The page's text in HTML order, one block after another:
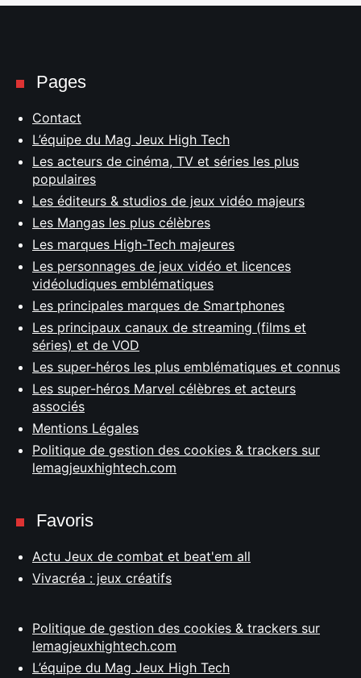
Pages
Contact
L’équipe du Mag Jeux High Tech
Les acteurs de cinéma, TV et séries les plus
populaires
Les éditeurs & studios de jeux vidéo majeurs
Les Mangas les plus célèbres
Les marques High-Tech majeures
Les personnages de jeux vidéo et licences
vidéoludiques emblématiques
Les principales marques de Smartphones
Les principaux canaux de streaming (films et
séries) et de VOD
Les super-héros les plus emblématiques et connus
Les super-héros Marvel célèbres et acteurs
associés
Mentions Légales
Politique de gestion des cookies & trackers sur
lemagjeuxhightech.com
Favoris
Actu Jeux de combat et beat'em all
Vivacréa : jeux créatifs
Politique de gestion des cookies & trackers sur
lemagjeuxhightech.com
L’équipe du Mag Jeux High Tech